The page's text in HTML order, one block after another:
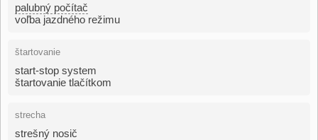
palubný počítač
voľba jazdného režimu
štartovanie
start-stop system
štartovanie tlačítkom
strecha
strešný nosič